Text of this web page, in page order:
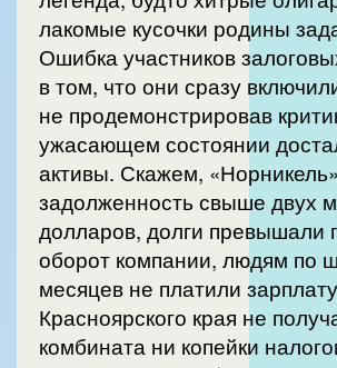
лакомые кусочки родины
Ошибка участников
в том, что они сразу
не продемонстрировав
ужасающем состоянии
активы. Скажем,
задолженность свыше двух
долларов, долги превышали
оборот компании, людям по
месяцев не платили
Красноярского края не
комбината ни копейки